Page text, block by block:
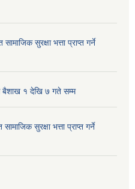
सुरक्षा भत्ता प्राप्त गर्ने
बैशाख १ देखि ७ गते सम्म
सुरक्षा भत्ता प्राप्त गर्ने